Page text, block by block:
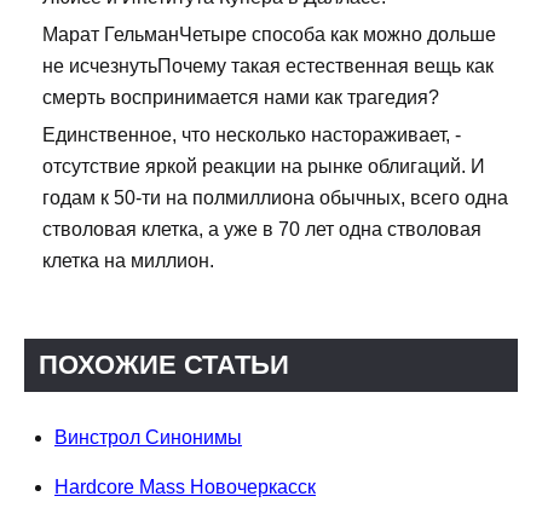
Марат ГельманЧетыре способа как можно дольше
не исчезнутьПочему такая естественная вещь как
смерть воспринимается нами как трагедия?
Единственное, что несколько настораживает, -
отсутствие яркой реакции на рынке облигаций. И
годам к 50-ти на полмиллиона обычных, всего одна
стволовая клетка, а уже в 70 лет одна стволовая
клетка на миллион.
ПОХОЖИЕ СТАТЬИ
Винстрол Синонимы
Hardcore Mass Новочеркасск